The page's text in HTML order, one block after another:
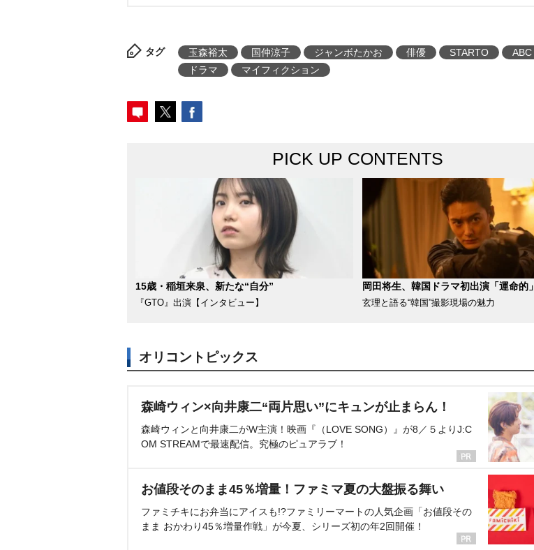
タグ 玉森裕太 国仲涼子 ジャンボたかお 俳優 STARTO
ABC
ドラマ
マイフィクション
PICK UP CONTENTS
15歳・稲垣来泉、新たな“自分”
『GTO』出演【インタビュー】
岡田将生、韓国ドラマ初出演「運命的」
玄理と語る“韓国”撮影現場の魅力
オリコントピックス
森崎ウィン×向井康二“両片思い”にキュンが止まらん！
森崎ウィンと向井康二がW主演！映画『（LOVE SONG）』が8／５よりJ:C
OM STREAMで最速配信。究極のピュアラブ！
お値段そのまま45％増量！ファミマ夏の大盤振る舞い
ファミチキにお弁当にアイスも!?ファミリーマートの人気企画「お値段その
まま おかわり45％増量作戦」が今夏、シリーズ初の年2回開催！